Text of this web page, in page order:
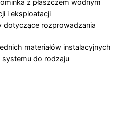
z płaszczem wodnym
i eksploatacji
dotyczące rozprowadzania
materiałów instalacyjnych
systemu do rodzaju